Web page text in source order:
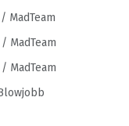
MadTeam
MadTeam
MadTeam